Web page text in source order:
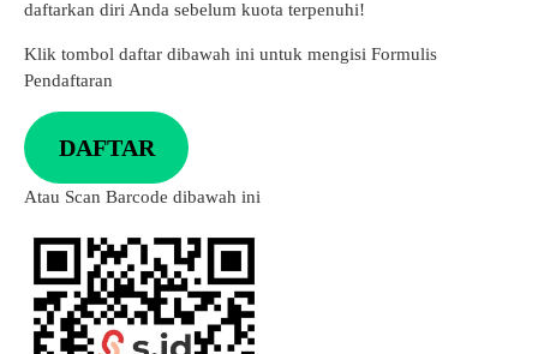
daftarkan diri Anda sebelum kuota terpenuhi!
Klik tombol daftar dibawah ini untuk mengisi Formulis
Pendaftaran
DAFTAR
Atau Scan Barcode dibawah ini